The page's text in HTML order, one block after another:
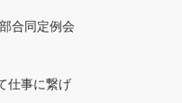
合同定例会
仕事に繋げ